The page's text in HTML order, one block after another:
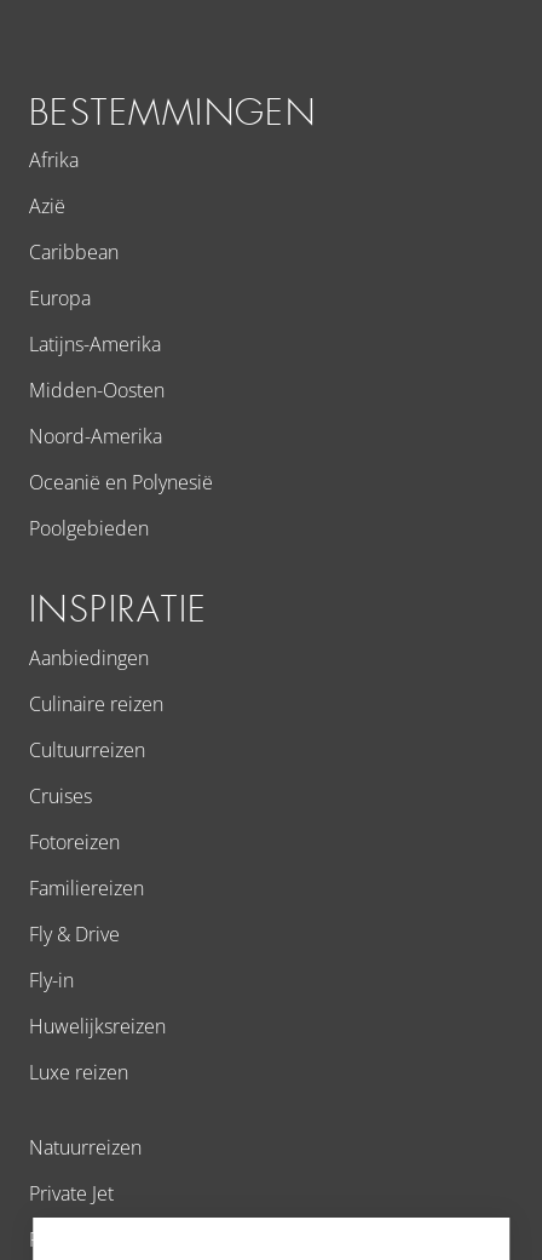
BESTEMMINGEN
Afrika
Azië
Caribbean
Europa
Latijns-Amerika
Midden-Oosten
Noord-Amerika
Oceanië en Polynesië
Poolgebieden
INSPIRATIE
Aanbiedingen
Culinaire reizen
Cultuurreizen
Cruises
Fotoreizen
Familiereizen
Fly & Drive
Fly-in
Huwelijksreizen
Luxe reizen
Natuurreizen
Private Jet
Privé villa’s